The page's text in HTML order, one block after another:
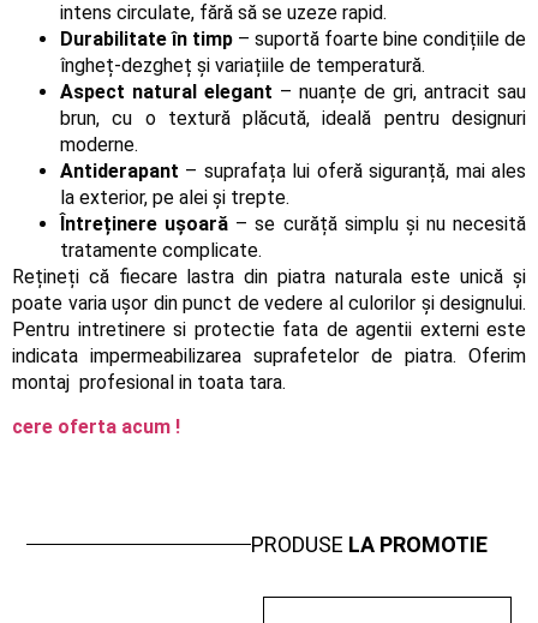
intens circulate, fără să se uzeze rapid.
Durabilitate în timp – suportă foarte bine condițiile de
îngheț-dezgheț și variațiile de temperatură.
Aspect natural elegant – nuanțe de gri, antracit sau
brun, cu o textură plăcută, ideală pentru designuri
moderne.
Antiderapant – suprafața lui oferă siguranță, mai ales
la exterior, pe alei și trepte.
Întreținere ușoară – se curăță simplu și nu necesită
tratamente complicate.
Rețineți că fiecare lastra din piatra naturala este unică și
poate varia ușor din punct de vedere al culorilor și designului.
Pentru intretinere si protectie fata de agentii externi este
indicata impermeabilizarea suprafetelor de piatra. Oferim
montaj profesional in toata tara.
cere oferta acum !
PRODUSE LA PROMOTIE